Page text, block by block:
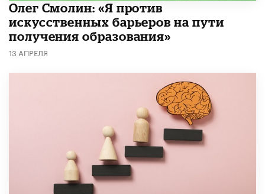
Олег Смолин: «Я против
искусственных барьеров на пути
получения образования»
13 АПРЕЛЯ